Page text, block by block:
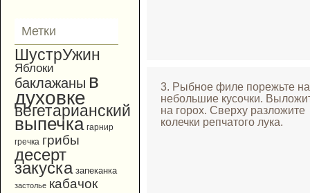
Метки
ШустрУжин
Яблоки
баклажаны в
духовке
вегетарианский
выпечка гарнир
гречка грибы
десерт
закуска запеканка
застолье кабачок
3. Рыбное филе порежьте на
небольшие кусочки.
на горох. Сверху разложите
колечки репчатого лука.